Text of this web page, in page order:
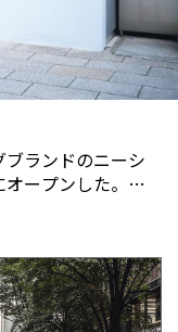
ランドのニーシ
ープンした。
限まで削ぎ落と